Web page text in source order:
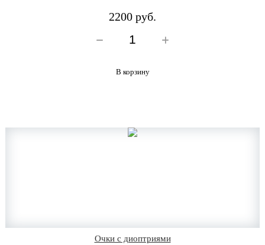
2200 руб.
В корзину
Очки с диоптриями